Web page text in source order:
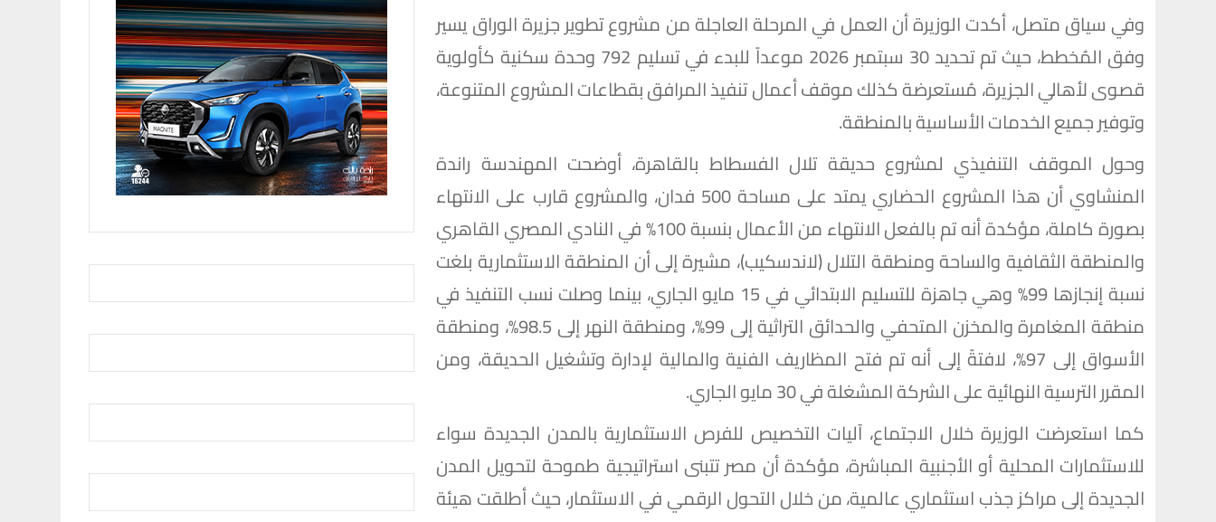
وفي سياق متصل، أكدت الوزيرة أن العمل في المرحلة العاجلة من مشروع تطوير جزيرة الوراق يسير
وفق المُخطط، حيث تم تحديد 30 سبتمبر 2026 موعداً للبدء في تسليم 792 وحدة سكنية كأولوية
قصوى لأهالي الجزيرة، مُستعرضة كذلك موقف أعمال تنفيذ المرافق بقطاعات المشروع المتنوعة،
وتوفير جميع الخدمات الأساسية بالمنطقة.
وحول الموقف التنفيذي لمشروع حديقة تلال الفسطاط بالقاهرة، أوضحت المهندسة راندة
المنشاوي أن هذا المشروع الحضاري يمتد على مساحة 500 فدان، والمشروع قارب على الانتهاء
بصورة كاملة، مؤكدة أنه تم بالفعل الانتهاء من الأعمال بنسبة 100% في النادي المصري القاهري
والمنطقة الثقافية والساحة ومنطقة التلال (لاندسكيب)، مشيرة إلى أن المنطقة الاستثمارية بلغت
نسبة إنجازها 99% وهي جاهزة للتسليم الابتدائي في 15 مايو الجاري، بينما وصلت نسب التنفيذ في
منطقة المغامرة والمخزن المتحفي والحدائق التراثية إلى 99%، ومنطقة النهر إلى 98.5%، ومنطقة
الأسواق إلى 97%، لافتةً إلى أنه تم فتح المظاريف الفنية والمالية لإدارة وتشغيل الحديقة، ومن
المقرر الترسية النهائية على الشركة المشغلة في 30 مايو الجاري.
كما استعرضت الوزيرة خلال الاجتماع، آليات التخصيص للفرص الاستثمارية بالمدن الجديدة سواء
للاستثمارات المحلية أو الأجنبية المباشرة، مؤكدة أن مصر تتبنى استراتيجية طموحة لتحويل المدن
الجديدة إلى مراكز جذب استثماري عالمية، من خلال التحول الرقمي في الاستثمار، حيث أطلقت هيئة